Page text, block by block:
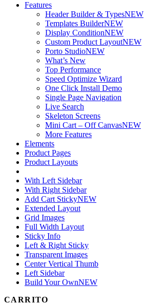
Features
Header Builder & TypesNEW
Templates BuilderNEW
Display ConditionNEW
Custom Product LayoutNEW
Porto StudioNEW
What’s New
Top Performance
Speed Optimize Wizard
One Click Install Demo
Single Page Navigation
Live Search
Skeleton Screens
Mini Cart – Off CanvasNEW
More Features
Elements
Product Pages
Product Layouts
With Left Sidebar
With Right Sidebar
Add Cart StickyNEW
Extended Layout
Grid Images
Full Width Layout
Sticky Info
Left & Right Sticky
Transparent Images
Center Vertical Thumb
Left Sidebar
Build Your OwnNEW
CARRITO